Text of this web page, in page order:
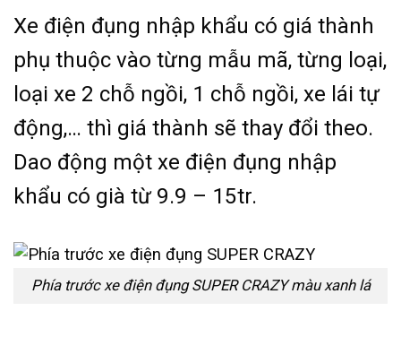
Xe điện đụng nhập khẩu có giá thành
phụ thuộc vào từng mẫu mã, từng loại,
loại xe 2 chỗ ngồi, 1 chỗ ngồi, xe lái tự
động,… thì giá thành sẽ thay đổi theo.
Dao động một xe điện đụng nhập
khẩu có già từ 9.9 – 15tr.
Phía trước xe điện đụng SUPER CRAZY màu xanh lá